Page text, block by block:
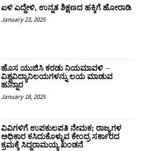
ಏಳಿ ಎದ್ದೇಳಿ, ಉನ್ನತ ಶಿಕ್ಷಣದ ಹಕ್ಕಿಗೆ ಹೋರಾಡಿ‌
January 23, 2025
ಹೊಸ ಯುಜಿಸಿ ಕರಡು ನಿಯಮಾವಳಿ –
ವಿಶ್ವವಿದ್ಯಾನಿಲಯಗಳನ್ನು ಲಯ ಮಾಡುವ
ಹುನ್ನಾರ
January 18, 2025
ವಿವಿಗಳಿಗೆ ಉಪಕುಲಪತಿ ನೇಮಕ; ರಾಜ್ಯಗಳ
ಅಧಿಕಾರ ಕಸಿದುಕೊಳ್ಳುವ ಕೇಂದ್ರ ಸರ್ಕಾರದ
ಕ್ರಮಕ್ಕೆ ಸಿದ್ದರಾಮಯ್ಯ ಖಂಡನೆ